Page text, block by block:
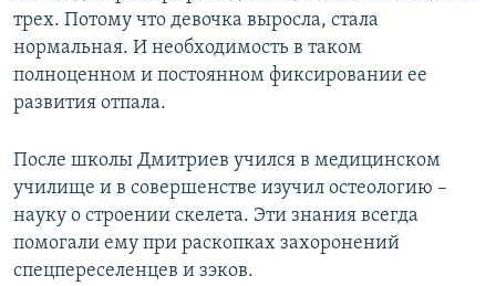
трех. Потому что девочка выросла, стала
нормальная. И необходимость в таком
полноценном и постоянном фиксировании ее
развития отпала.
После школы Дмитриев учился в медицинском
училище и в совершенстве изучил остеологию –
науку о строении скелета. Эти знания всегда
помогали ему при раскопках захоронений
спецпереселенцев и зэков.